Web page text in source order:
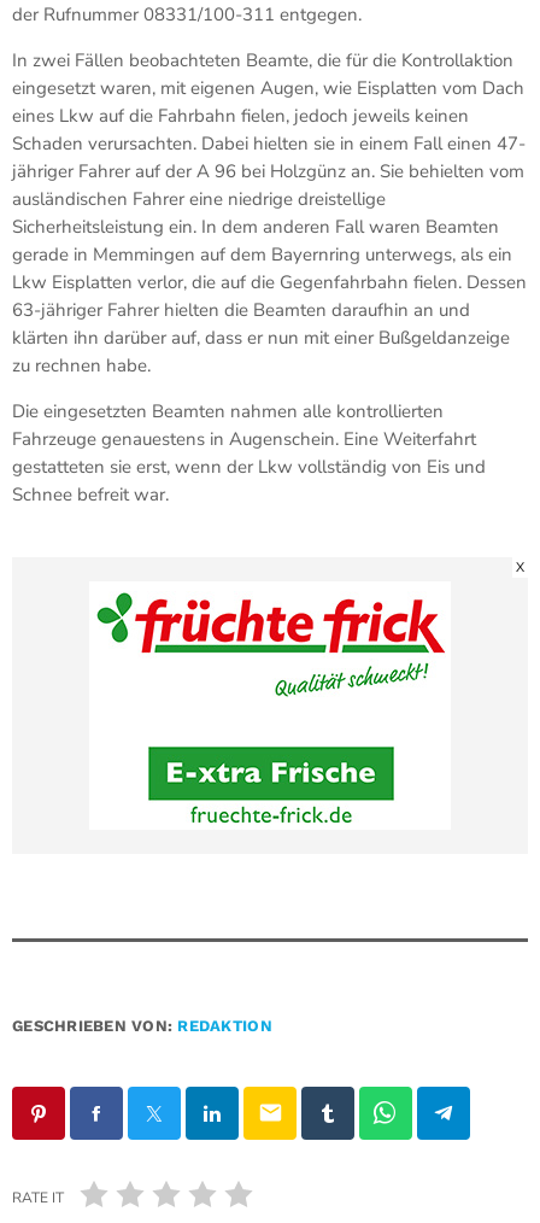
der Rufnummer 08331/100-311 entgegen.
In zwei Fällen beobachteten Beamte, die für die Kontrollaktion
eingesetzt waren, mit eigenen Augen, wie Eisplatten vom Dach
eines Lkw auf die Fahrbahn fielen, jedoch jeweils keinen
Schaden verursachten. Dabei hielten sie in einem Fall einen 47-
jähriger Fahrer auf der A 96 bei Holzgünz an. Sie behielten vom
ausländischen Fahrer eine niedrige dreistellige
Sicherheitsleistung ein. In dem anderen Fall waren Beamten
gerade in Memmingen auf dem Bayernring unterwegs, als ein
Lkw Eisplatten verlor, die auf die Gegenfahrbahn fielen. Dessen
63-jähriger Fahrer hielten die Beamten daraufhin an und
klärten ihn darüber auf, dass er nun mit einer Bußgeldanzeige
zu rechnen habe.
Die eingesetzten Beamten nahmen alle kontrollierten
Fahrzeuge genauestens in Augenschein. Eine Weiterfahrt
gestatteten sie erst, wenn der Lkw vollständig von Eis und
Schnee befreit war.
X
GESCHRIEBEN VON: REDAKTION
email
RATE IT